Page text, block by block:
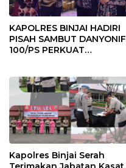
KAPOLRES BINJAI HADIRI
PISAH SAMBUT DANYONIF
100/PS PERKUAT
Kapolres Binjai Serah